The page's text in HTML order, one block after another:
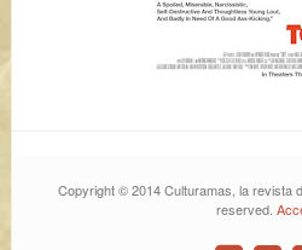
Copyright © 2014 Culturamas, la revista
reserved.